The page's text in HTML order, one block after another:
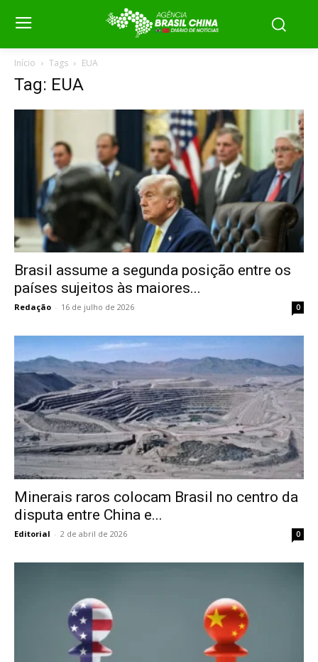
Início Tags EUA
Tag: EUA
Brasil assume a segunda posição entre os
países sujeitos às maiores...
Redação - 16 de julho de 2026 0
Minerais raros colocam Brasil no centro da
disputa entre China e...
Editorial - 2 de abril de 2026 0